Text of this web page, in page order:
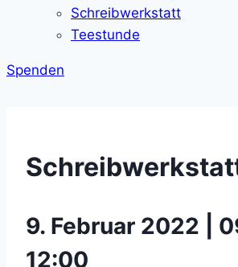
Schreibwerkstatt
Teestunde
Spenden
9. Februar 2022 |
12:00